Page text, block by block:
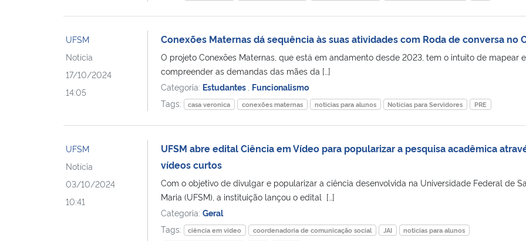
UFSM
Notícia
17/10/2024
14:05
Conexões Maternas dá sequência às suas atividades com Roda de conversa no
O projeto Conexões Maternas, que está em andamento desde 2023, tem o intuito de mapear e
compreender as demandas das mães da […]
Categoria: Estudantes Funcionalismo
Tags:
casa veronica conexões maternas noticias para alunos Notícias para Servidores PRE
UFSM
Notícia
03/10/2024
10:41
UFSM abre edital Ciência em Vídeo para popularizar a pesquisa acadêmica
vídeos curtos
Com o objetivo de divulgar e popularizar a ciência desenvolvida na Universidade Federal de
Maria (UFSM), a instituição lançou o edital […]
Categoria: Geral
Tags:
ciência em vídeo coordenadoria de comunicação social JAI
noticias para alunos